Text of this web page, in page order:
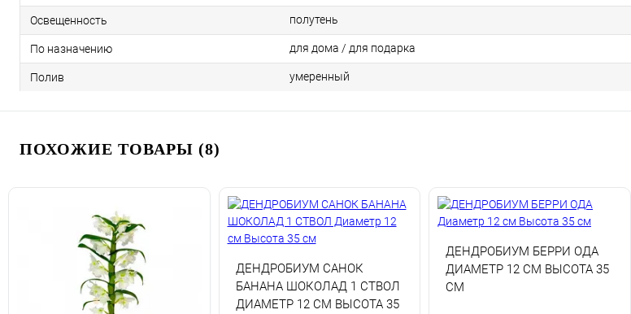
Освещенность полутень
По назначению для дома / для подарка
Полив умеренный
ПОХОЖИЕ ТОВАРЫ (8)
ДЕНДРОБИУМ САНОК
БАНАНА ШОКОЛАД 1 СТВОЛ
ДИАМЕТР 12 СМ ВЫСОТА 35
ДЕНДРОБИУМ БЕРРИ ОДА
ДИАМЕТР 12 СМ ВЫСОТА 35
СМ